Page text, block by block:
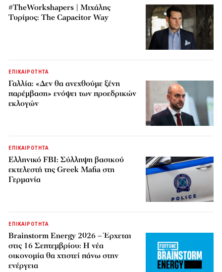
#TheWorkshapers | Μιχάλης
Τυρίμος: The Capacitor Way
ΕΠΙΚΑΙΡΟΤΗΤΑ
Γαλλία: «Δεν θα ανεχθούμε ξένη
παρέμβαση» ενόψει των προεδρικών
εκλογών
ΕΠΙΚΑΙΡΟΤΗΤΑ
Ελληνικό FBI: Σύλληψη βασικού
εκτελεστή της Greek Mafia στη
Γερμανία
ΕΠΙΚΑΙΡΟΤΗΤΑ
Brainstorm Energy 2026 – Έρχεται
στις 16 Σεπτεμβρίου: Η νέα
οικονομία θα χτιστεί πάνω στην
ενέργεια